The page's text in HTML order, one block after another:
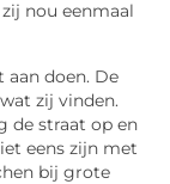
nou eenmaal
aan doen. De
zij vinden.
de straat op en
eens zijn met
bij grote